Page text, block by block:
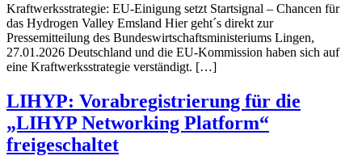
Kraftwerksstrategie: EU-Einigung setzt Startsignal – Chancen für
das Hydrogen Valley Emsland Hier geht´s direkt zur
Pressemitteilung des Bundeswirtschaftsministeriums Lingen,
27.01.2026 Deutschland und die EU-Kommission haben sich auf
eine Kraftwerksstrategie verständigt. […]
LIHYP: Vorabregistrierung für die
„LIHYP Networking Platform“
freigeschaltet